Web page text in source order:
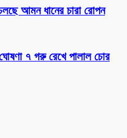
আমন ধানের চারা রোপন
৭ গরু রেখে পালাল চোর